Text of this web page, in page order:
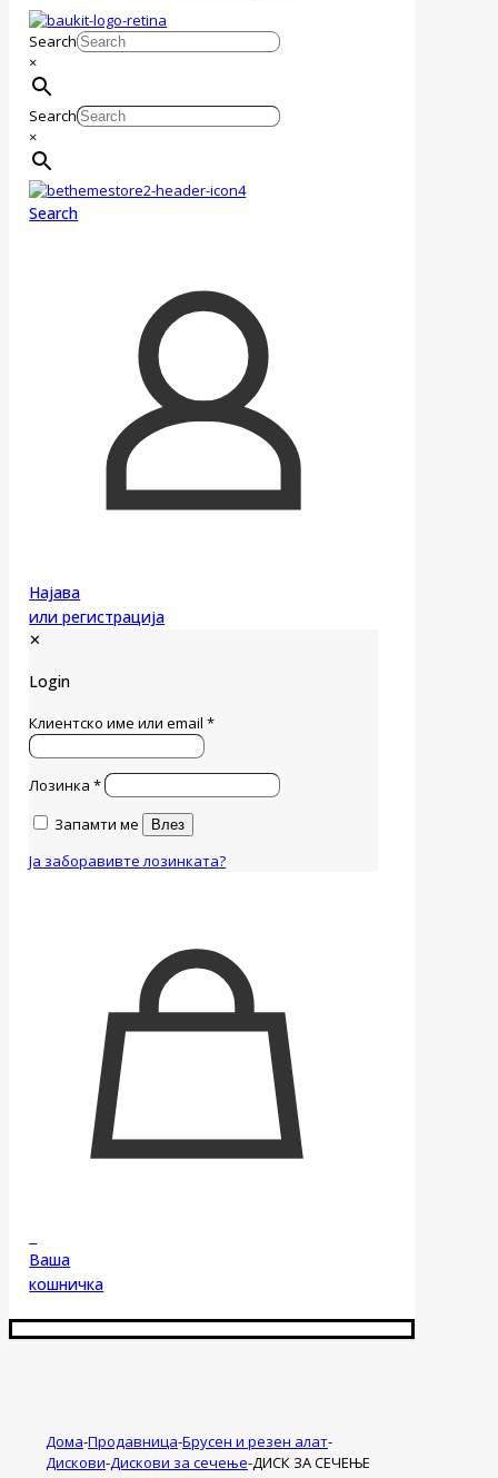
Search
×
Search
×
Search
Најава
или регистрација
✕
Login
Клиентско име или email*
Лозинка*
Запамти ме
Влез
Ја заборавивте лозинката?
Ваша
кошничка
Дома-Продавница-Брусен и резен алат-
Дискови-Дискови за сечење-ДИСК ЗА СЕЧЕЊЕ